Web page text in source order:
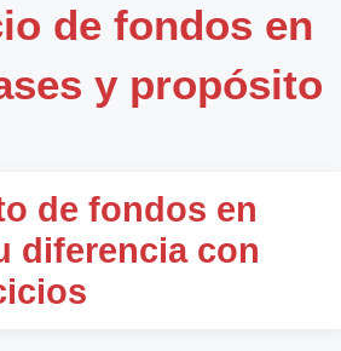
de fondos en
y propósito
de fondos en
diferencia con